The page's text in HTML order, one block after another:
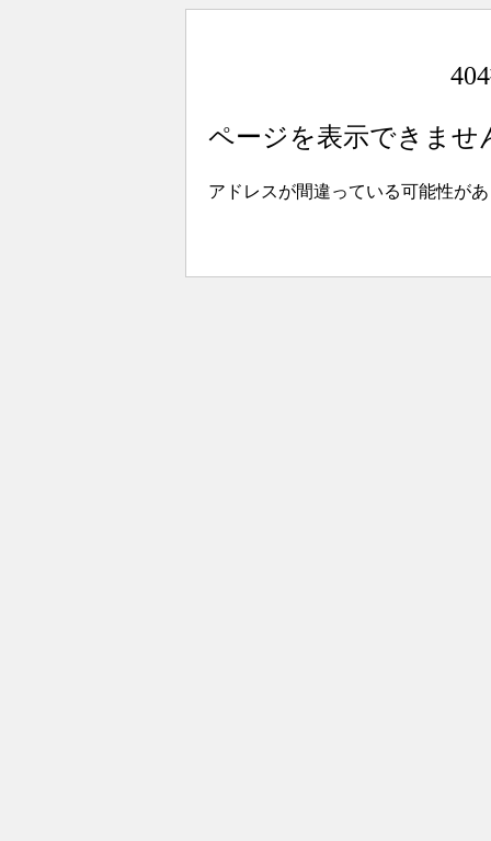
ページを表示できませ
アドレスが間違っている可能性が